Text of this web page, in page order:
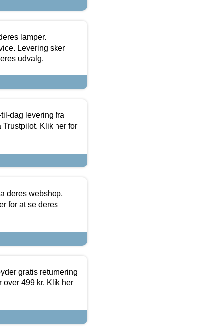
lamper.
Levering sker
udvalg.
dag levering fra
Trustpilot. Klik her for
deres webshop,
for at se deres
gratis returnering
over 499 kr. Klik her